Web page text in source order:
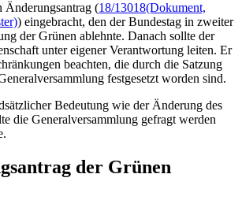
Änderungsantrag (18/13018(Dokument,
) eingebracht, den der Bundestag in zweiter
der Grünen ablehnte. Danach sollte der
unter eigener Verantwortung leiten. Er
beachten, die durch die Satzung
festgesetzt worden sind.
Bedeutung wie der Änderung des
die Generalversammlung gefragt werden
der Grünen